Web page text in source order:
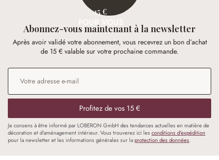
15 €
POUR VOUS
Abonnez-vous maintenant à la newsletter
Après avoir validé votre abonnement, vous recevrez un bon d’achat
de 15 € valable sur votre prochaine commande.
Adresse e-mail
Profitez de vos 15 €
Je consens à être informé par LOBERON GmbH des tendances actuelles en matière de
décoration et d'aménagement intérieur. Vous trouverez ici les conditions d'expédition
pour la newsletter et les informations générales sur laprotection des données.